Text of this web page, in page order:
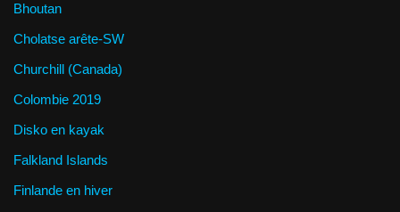
Bhoutan
Cholatse arête-SW
Churchill (Canada)
Colombie 2019
Disko en kayak
Falkland Islands
Finlande en hiver